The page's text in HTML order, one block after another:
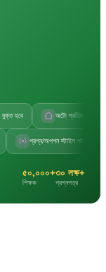
অটো প্রতিষ্ঠানের নাম
প্রশ্ন/অপশন স্টাইল পরিবর্তন
৫০,০০০+
শিক্ষক
৩০ লক্ষ+
প্রশ্নপত্র